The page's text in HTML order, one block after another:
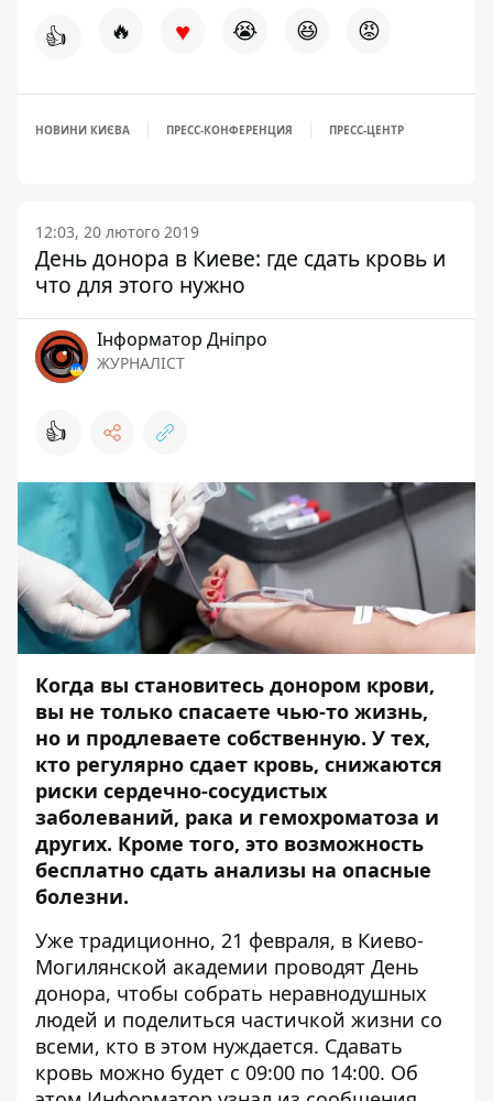
👍 🔥 ♥ 😭 😆 😡
НОВИНИ КИЄВА ПРЕСС-КОНФЕРЕНЦИЯ ПРЕСС-ЦЕНТР
12:03, 20 лютого 2019
День донора в Киеве: где сдать кровь и
что для этого нужно
Інформатор Дніпро
ЖУРНАЛІСТ
👍
Когда вы становитесь донором крови,
вы не только спасаете чью-то жизнь,
но и продлеваете собственную. У тех,
кто регулярно сдает кровь, снижаются
риски сердечно-сосудистых
заболеваний, рака и гемохроматоза и
других. Кроме того, это возможность
бесплатно сдать анализы на опасные
болезни.
Уже традиционно, 21 февраля, в Киево-
Могилянской академии проводят День
донора, чтобы собрать неравнодушных
людей и поделиться частичкой жизни со
всеми, кто в этом нуждается. Сдавать
кровь можно будет с 09:00 по 14:00. Об